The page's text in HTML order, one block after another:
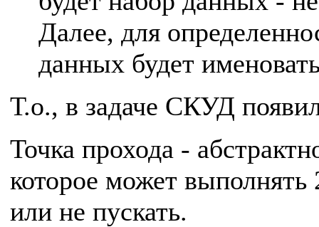
Далее, для
данных будет
Т.о., в задаче СКУД
Точка прохода -
которое может выполнять
или не пускать.